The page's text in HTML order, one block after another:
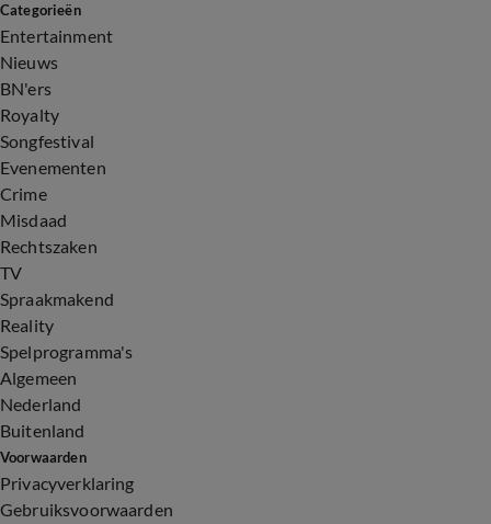
Categorieën
Entertainment
Nieuws
BN'ers
Royalty
Songfestival
Evenementen
Crime
Misdaad
Rechtszaken
TV
Spraakmakend
Reality
Spelprogramma's
Algemeen
Nederland
Buitenland
Voorwaarden
Privacyverklaring
Gebruiksvoorwaarden